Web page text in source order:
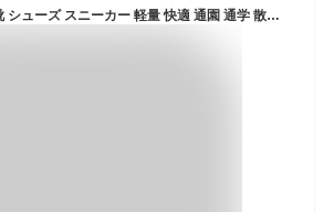
【送料無料】 キッズ 靴 シューズ スニーカー 軽量 快適 通園 通学 散歩 アウトドア キャンプ 運動 履きやすい 疲れない 歩きやすい 痛くない やわらかい 気持ちいい カジュアル かわいい 春 夏 秋 冬 女の子 男の子 子供 キッズ 小学生 ジュニア プレゼント 誕生日 ギフト